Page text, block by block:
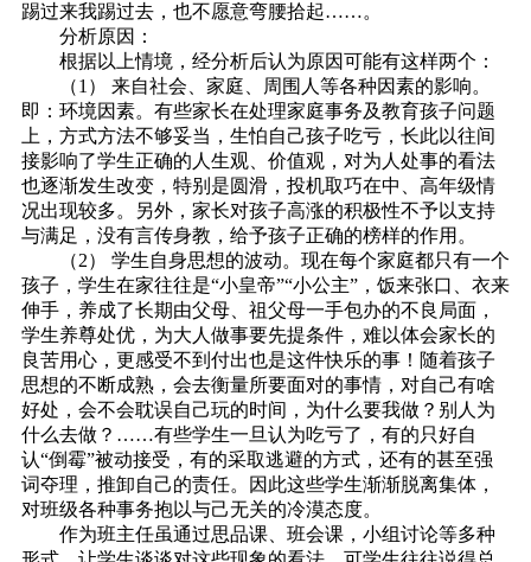
踢过来我踢过去，也不愿意弯腰拾起……。
分析原因：
根据以上情境，经分析后认为原因可能有这样两个：
（1） 来自社会、家庭、周围人等各种因素的影响。
即：环境因素。有些家长在处理家庭事务及教育孩子问题
上，方式方法不够妥当，生怕自己孩子吃亏，长此以往间
接影响了学生正确的人生观、价值观，对为人处事的看法
也逐渐发生改变，特别是圆滑，投机取巧在中、高年级情
况出现较多。另外，家长对孩子高涨的积极性不予以支持
与满足，没有言传身教，给予孩子正确的榜样的作用。
（2） 学生自身思想的波动。现在每个家庭都只有一个
孩子，学生在家往往是“小皇帝”“小公主”，饭来张口、衣来
伸手，养成了长期由父母、祖父母一手包办的不良局面，
学生养尊处优，为大人做事要先提条件，难以体会家长的
良苦用心，更感受不到付出也是这件快乐的事！随着孩子
思想的不断成熟，会去衡量所要面对的事情，对自己有啥
好处，会不会耽误自己玩的时间，为什么要我做？别人为
什么去做？……有些学生一旦认为吃亏了，有的只好自
认“倒霉”被动接受，有的采取逃避的方式，还有的甚至强
词夺理，推卸自己的责任。因此这些学生渐渐脱离集体，
对班级各种事务抱以与己无关的冷漠态度。
作为班主任虽通过思品课、班会课，小组讨论等多种